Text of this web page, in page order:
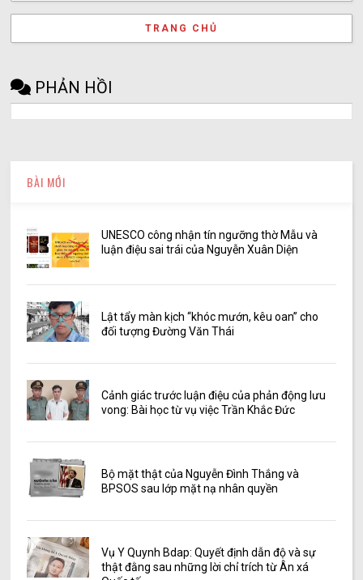
TRANG CHỦ
PHẢN HỒI
BÀI MỚI
UNESCO công nhận tín ngưỡng thờ Mẫu và
luận điệu sai trái của Nguyễn Xuân Diện
Lật tẩy màn kịch “khóc mướn, kêu oan” cho
đối tượng Đường Văn Thái
Cảnh giác trước luận điệu của phản động lưu
vong: Bài học từ vụ việc Trần Khắc Đức
Bộ mặt thật của Nguyễn Đình Thắng và
BPSOS sau lớp mặt nạ nhân quyền
Vụ Y Quynh Bdap: Quyết định dẫn độ và sự
thật đằng sau những lời chỉ trích từ Ân xá